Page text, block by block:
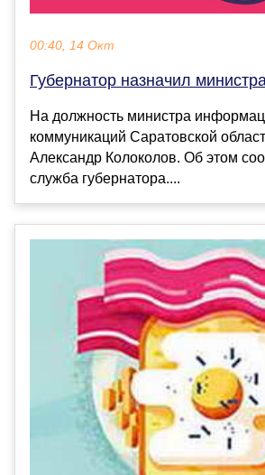
00:40, 14 Окт
Губернатор назначил
На должность министра
коммуникаций Саратовской
Александр Колоколов. Об этом
служба губернатора....